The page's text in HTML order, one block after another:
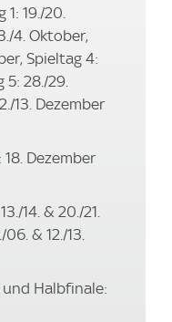
19./20.
4. Oktober,
Spieltag 4:
5: 28./29.
13. Dezember
Dezember
14. & 20./21.
& 12./13.
Halbfinale: